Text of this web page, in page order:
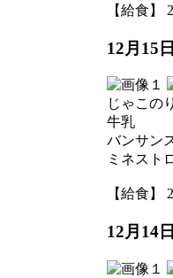
【給食】
12月15
じゃこの
牛乳
バンサン
ミネスト
【給食】
12月14